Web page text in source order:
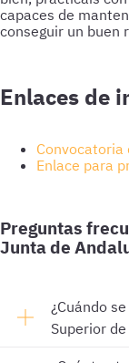
capaces de
conseguir un buen
Enlaces de
Convocatoria
Enlace para
Preguntas
Junta de
¿Cuándo
Superior